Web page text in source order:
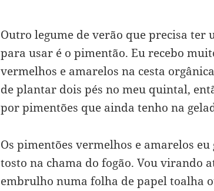
Outro legume de verão que precisa ter
para usar é o pimentão. Eu recebo
vermelhos e amarelos na cesta
de plantar dois pés no meu quintal,
por pimentões que ainda tenho na
Os pimentões vermelhos e amarelos
tosto na chama do fogão. Vou virando
embrulho numa folha de papel toalha